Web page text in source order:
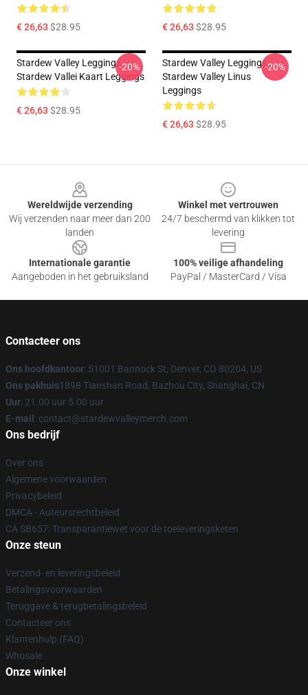
€ 26,63 $28.95 € 26,63 $28.95
Stardew Valley Leggings -
Stardew Vallei Kaart Leggings
€ 26,63 $28.95
-20%
Stardew Valley Leggings -
Stardew Valley Linus
Leggings
€ 26,63 $28.95
-20%
Wereldwijde verzending
Wij verzenden naar meer dan 200
landen
Winkel met vertrouwen
24/7 beschermd van klikken tot
levering
Internationale garantie
Aangeboden in het gebruiksland
100% veilige afhandeling
PayPal / MasterCard / Visa
Contacteer ons
Ons hoofdkantoor: 51001 Bannock St, Denver, CO 80204, US
Ons pakhuis1898 Tianshan Road, Bazhou City, Shanghai, CN
Uur: 21.00 uur 5.00 uur
E-mail : contact@stardewvalleymerch.com
Ons bedrijf
Over ons
Algemene voorwaarden
Privacybeleid
DMCA - Auteursrechtbeleid
CA SB657: Transparantiewet voor de toeleveringsketen
Onze steun
Verzend- en leveringsbeleid
Betalingsvoorwaarden
Teruggave & terugbetalingsbeleid
Contacteer ons
Klantenhulp (FAQ)
Whosale
Onze winkel